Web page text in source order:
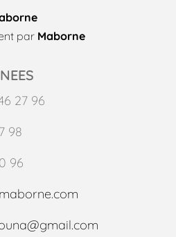
par Maborne
27 96
98
96